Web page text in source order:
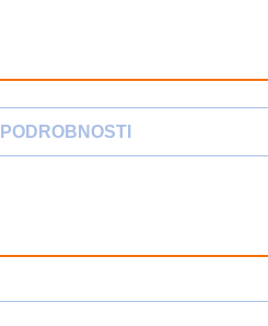
PODROBNOSTI